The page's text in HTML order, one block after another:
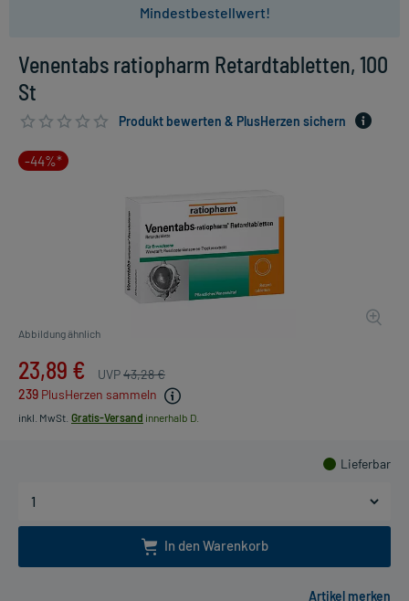
Mindestbestellwert!
Venentabs ratiopharm Retardtabletten, 100
St
Produkt bewerten & PlusHerzen sichern
-44%*
Abbildung ähnlich
23,89 € UVP43,28 €
239 PlusHerzen sammeln
inkl. MwSt. Gratis-Versand innerhalb D.
Lieferbar
In den Warenkorb